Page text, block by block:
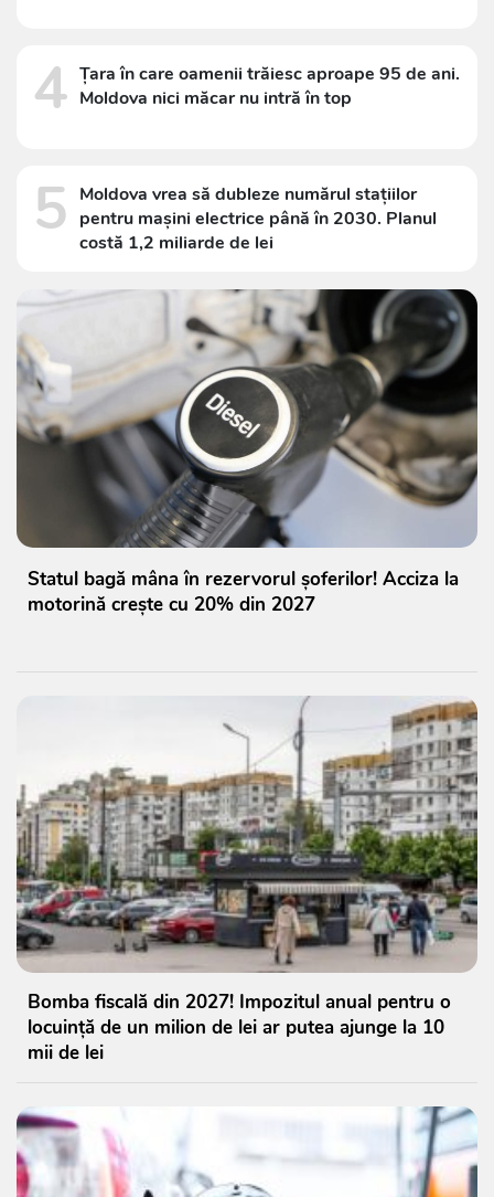
4 Țara în care oamenii trăiesc aproape 95 de ani.
Moldova nici măcar nu intră în top
5 Moldova vrea să dubleze numărul stațiilor
pentru mașini electrice până în 2030. Planul
costă 1,2 miliarde de lei
Statul bagă mâna în rezervorul șoferilor! Acciza la
motorină crește cu 20% din 2027
Bomba fiscală din 2027! Impozitul anual pentru o
locuință de un milion de lei ar putea ajunge la 10
mii de lei